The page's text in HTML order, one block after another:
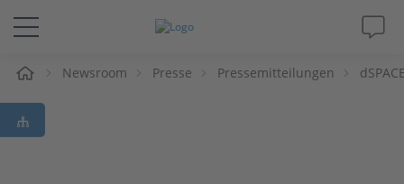
Lösungen & Produkte
Support
Newsroom Presse Pressemitteilungen